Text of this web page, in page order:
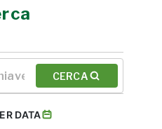
CERCA
DATA